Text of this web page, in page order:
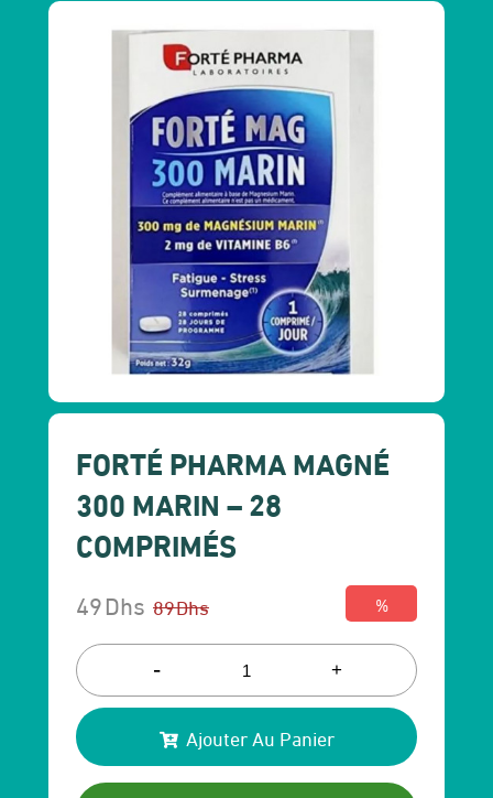
FORTÉ PHARMA MAGNÉ
300 MARIN – 28
COMPRIMÉS
89Dhs
Le
prix
initial
était :
89 Dhs.
49Dhs
Le
prix
actuel
est :
49 Dhs.
%
- +
Ajouter Au Panier